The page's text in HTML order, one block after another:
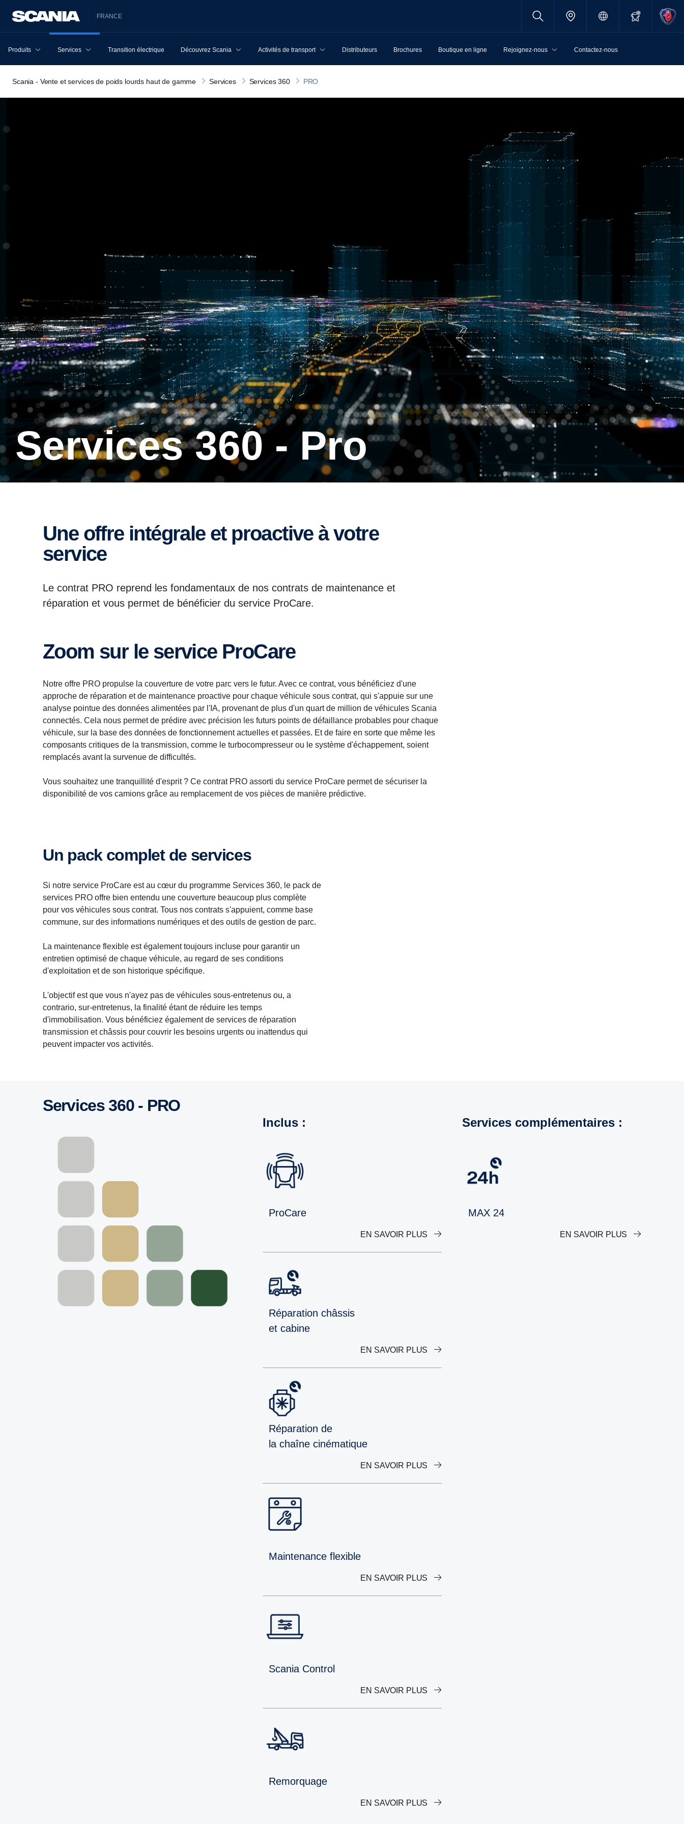
FRANCE
Produits Services Transition électrique Découvrez Scania Activités de transport Distributeurs Brochures Boutique en ligne Rejoignez-nous Contactez-nous
Scania - Vente et services de poids lourds haut de gamme Services Services 360 PRO
Services 360 - Pro
Une offre intégrale et proactive à votre
service
Le contrat PRO reprend les fondamentaux de nos contrats de maintenance et
réparation et vous permet de bénéficier du service ProCare.
Zoom sur le service ProCare
Notre offre PRO propulse la couverture de votre parc vers le futur. Avec ce contrat, vous bénéficiez d'une
approche de réparation et de maintenance proactive pour chaque véhicule sous contrat, qui s'appuie sur une
analyse pointue des données alimentées par l'IA, provenant de plus d'un quart de million de véhicules Scania
connectés. Cela nous permet de prédire avec précision les futurs points de défaillance probables pour chaque
véhicule, sur la base des données de fonctionnement actuelles et passées. Et de faire en sorte que même les
composants critiques de la transmission, comme le turbocompresseur ou le système d'échappement, soient
remplacés avant la survenue de difficultés.
Vous souhaitez une tranquillité d'esprit ? Ce contrat PRO assorti du service ProCare permet de sécuriser la
disponibilité de vos camions grâce au remplacement de vos pièces de manière prédictive.
Un pack complet de services
Si notre service ProCare est au cœur du programme Services 360, le pack de
services PRO offre bien entendu une couverture beaucoup plus complète
pour vos véhicules sous contrat. Tous nos contrats s'appuient, comme base
commune, sur des informations numériques et des outils de gestion de parc.
La maintenance flexible est également toujours incluse pour garantir un
entretien optimisé de chaque véhicule, au regard de ses conditions
d'exploitation et de son historique spécifique.
L'objectif est que vous n'ayez pas de véhicules sous-entretenus ou, a
contrario, sur-entretenus, la finalité étant de réduire les temps
d'immobilisation. Vous bénéficiez également de services de réparation
transmission et châssis pour couvrir les besoins urgents ou inattendus qui
peuvent impacter vos activités.
Services 360 - PRO
Inclus :
ProCare
EN SAVOIR PLUS
Réparation châssis
et cabine
EN SAVOIR PLUS
Réparation de
la chaîne cinématique
EN SAVOIR PLUS
Maintenance flexible
EN SAVOIR PLUS
Scania Control
EN SAVOIR PLUS
Remorquage
EN SAVOIR PLUS
Services complémentaires :
MAX 24
EN SAVOIR PLUS